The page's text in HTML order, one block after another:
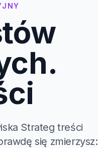
Strateg treści
się zmierzysz: